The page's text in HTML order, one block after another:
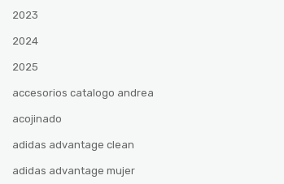
2023
2024
2025
accesorios catalogo andrea
acojinado
adidas advantage clean
adidas advantage mujer